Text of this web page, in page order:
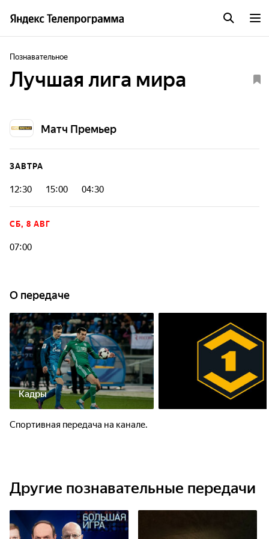
Познавательное
Лучшая лига мира
Матч Премьер
ЗАВТРА
12:30 15:00 04:30
СБ, 8 АВГ
07:00
О передаче
Кадры
Спортивная передача на канале.
Другие познавательные передачи